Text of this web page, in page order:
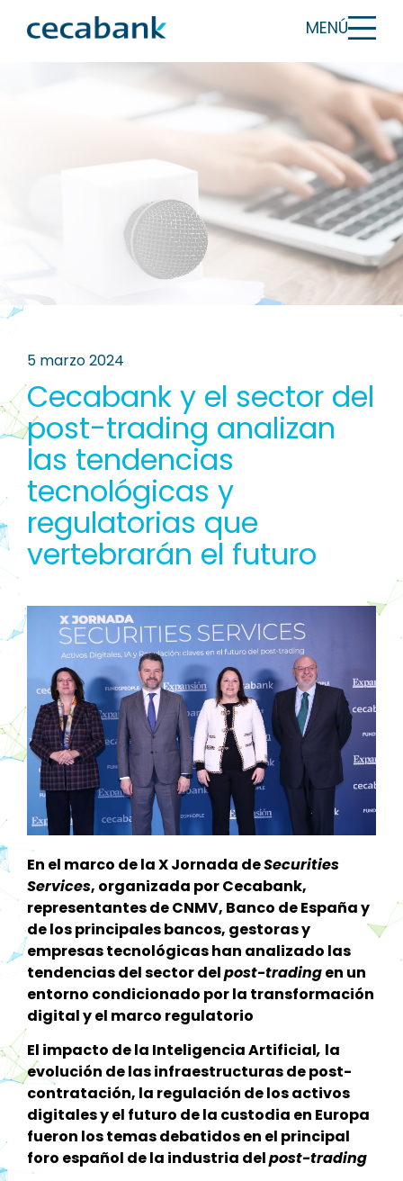
MENÚ
5 marzo 2024
Cecabank y el sector del
post-trading analizan
las tendencias
tecnológicas y
regulatorias que
vertebrarán el futuro
En el marco de la X Jornada deSecurities
Services, organizada por Cecabank,
representantes de CNMV, Banco de España y
de los principales bancos, gestoras y
empresas tecnológicas han analizado las
tendencias del sector delpost-tradingen un
entorno condicionado por la transformación
digital y el marco regulatorio
El impacto de la Inteligencia Artificial, la
evolución de las infraestructuras de post-
contratación, la regulación de los activos
digitales y el futuro de la custodia en Europa
fueron los temas debatidos en el principal
foro español de la industria delpost-trading